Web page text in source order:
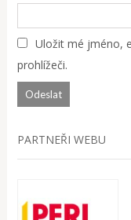
Uložit mé jméno,
prohlížeči.
PARTNEŘI WEBU